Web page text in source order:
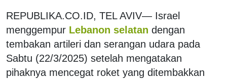
REPUBLIKA.CO.ID, TEL AVIV— Israel
menggempur Lebanon selatan dengan
tembakan artileri dan serangan udara pada
Sabtu (22/3/2025) setelah mengatakan
pihaknya mencegat roket yang ditembakkan